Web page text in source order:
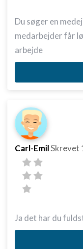
Du søger en
medarbejder får
arbejde
Carl-EmilSkrevet
Ja det har du